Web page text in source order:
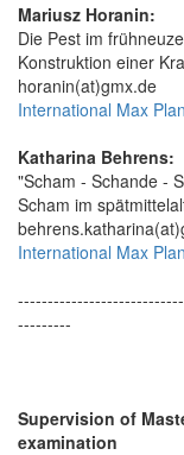
Mariusz Horanin:
Die Pest im
Konstruktion einer
horanin(at)gmx.de
International Max
Katharina Behrens:
"Scham - Schande -
Scham im
International Max
---------
Supervision of
examination